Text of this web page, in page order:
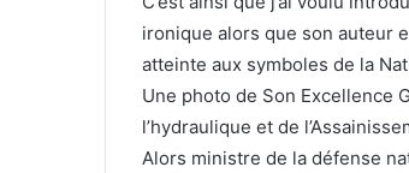
ironique alors que son auteur
atteinte aux symboles de la
Une photo de Son Excellence
l’hydraulique et de
Alors ministre de la défense